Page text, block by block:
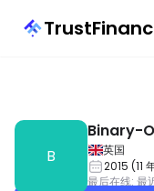
B
Binary-
uide
英国
2015 (11
最后在线: 最